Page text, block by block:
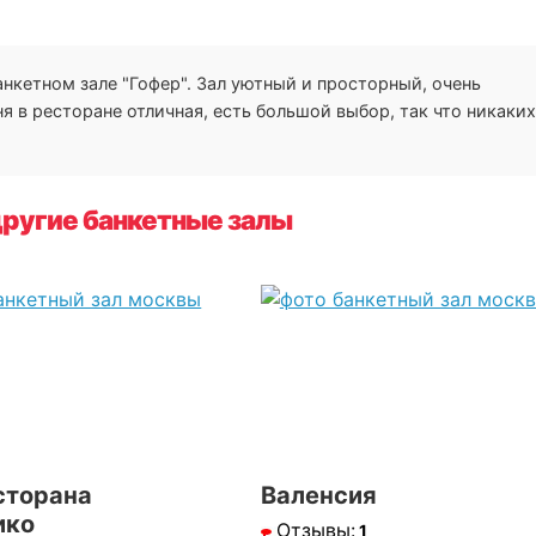
зале "Гофер". Зал уютный и просторный, очень
в ресторане отличная, есть большой выбор, так что никаких
банкетные залы
Валенсия
Отзывы:1